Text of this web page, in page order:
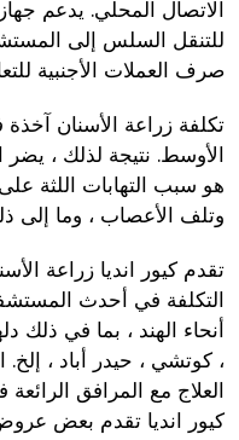
للتنقل السلس إلى
صرف العملات الأجنبية
تكلفة زراعة الأسنان
الأوسط. نتيجة لذلك ، يضر
هو سبب التهابات اللثة
وتلف الأعصاب ، وما إلى
تقدم كيور انديا زراعة
التكلفة في أحدث
أنحاء الهند ، بما في ذلك
، كوتشي ، حيدر أباد ،
العلاج مع المرافق
كيور انديا تقدم بعض